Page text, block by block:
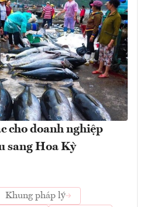
cho doanh nghiệp
sang Hoa Kỳ
Khung pháp lý